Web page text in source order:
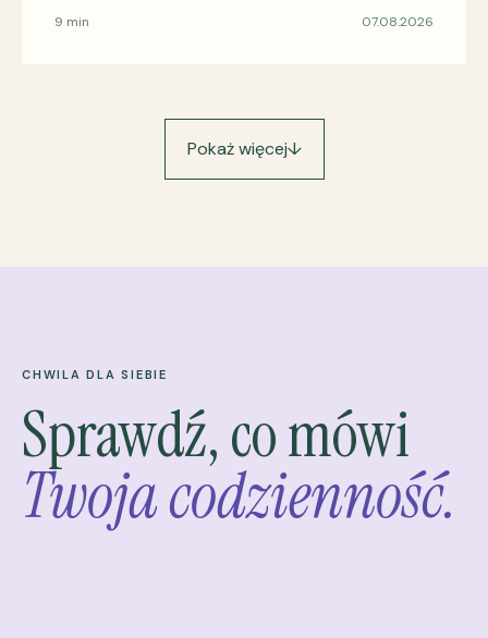
9 min 07.08.2026
Pokaż więcej↓
CHWILA DLA SIEBIE
Sprawdź, co mówi
Twoja codzienność.